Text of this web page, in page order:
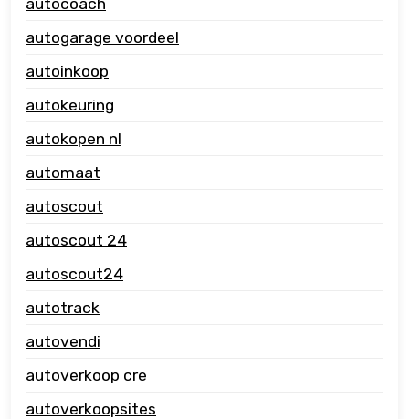
autocoach
autogarage voordeel
autoinkoop
autokeuring
autokopen nl
automaat
autoscout
autoscout 24
autoscout24
autotrack
autovendi
autoverkoop cre
autoverkoopsites